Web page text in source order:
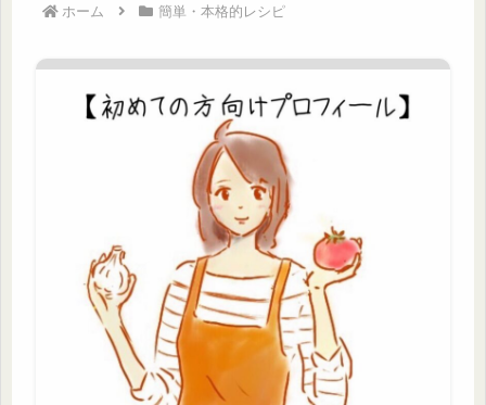
ホーム 簡単・本格的レシピ